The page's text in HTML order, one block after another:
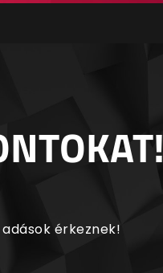
érkeznek!